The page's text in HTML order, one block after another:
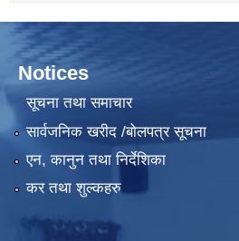
Notices
सूचना तथा समाचार
सार्वजनिक खरीद /बोलपत्र सूचना
एन, कानुन तथा निर्देशिका
कर तथा शुल्कहरु